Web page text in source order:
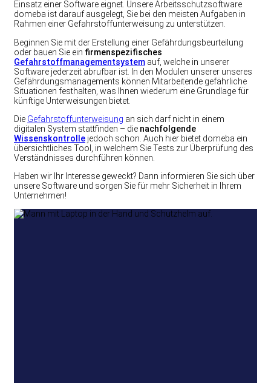
Einsatz einer Software eignet. Unsere Arbeitsschutzsoftware
domeba ist darauf ausgelegt, Sie bei den meisten Aufgaben in
Rahmen einer Gefahrstoffunterweisung zu unterstützen.
Beginnen Sie mit der Erstellung einer Gefährdungsbeurteilung
oder bauen Sie ein firmenspezifisches
Gefahrstoffmanagementsystem auf, welche in unserer
Software jederzeit abrufbar ist. In den Modulen unserer unseres
Gefährdungsmanagements können Mitarbeitende gefährliche
Situationen festhalten, was Ihnen wiederum eine Grundlage für
künftige Unterweisungen bietet.
Die Gefahrstoffunterweisung an sich darf nicht in einem
digitalen System stattfinden – die nachfolgende
Wissenskontrolle jedoch schon. Auch hier bietet domeba ein
übersichtliches Tool, in welchem Sie Tests zur Überprüfung des
Verständnisses durchführen können.
Haben wir Ihr Interesse geweckt? Dann informieren Sie sich über
unsere Software und sorgen Sie für mehr Sicherheit in Ihrem
Unternehmen!